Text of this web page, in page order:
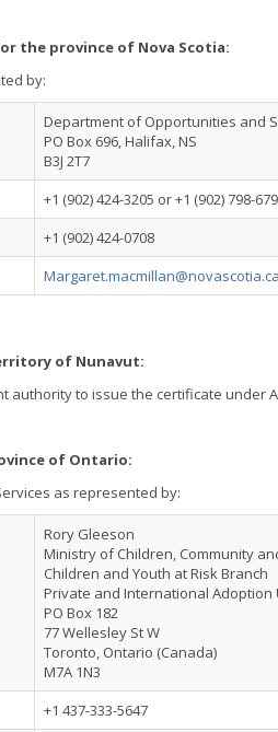
the province of Nova Scotia:
by:
Department of Opportunities and
PO Box 696, Halifax, NS
B3J 2T7
+1 (902) 424-3205 or +1 (902) 798-
+1 (902) 424-0708
Margaret.macmillan@novascotia.ca
of Nunavut:
authority to issue the certificate under
of Ontario:
as represented by:
Rory Gleeson
Ministry of Children, Community
Children and Youth at Risk Branch
Private and International Adoption
PO Box 182
77 Wellesley St W
Toronto, Ontario (Canada)
M7A 1N3
+1 437-333-5647